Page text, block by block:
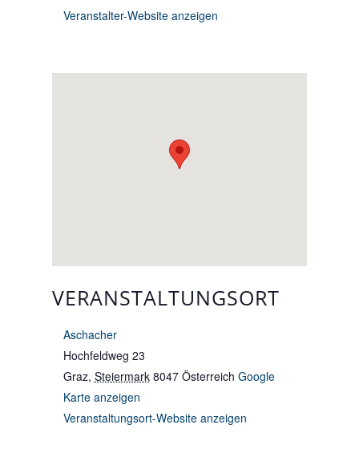
Veranstalter-Website anzeigen
VERANSTALTUNGSORT
Aschacher
Hochfeldweg 23
Graz, Steiermark 8047 Österreich Google
Karte anzeigen
Veranstaltungsort-Website anzeigen